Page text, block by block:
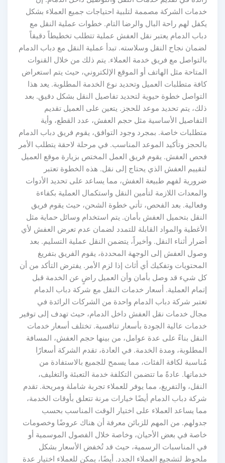
خدمات الشركة مصممة لتلبية احتياجات جميع العملاء بشكل
يكفل لهم راحة البال والرضا التام. خطوات عملية النقل مع
دباب الدمام يعتبر نقل العفش عملية تتطلب تخطيطاً دقيقاً
لضمان نجاح النقل وسلاسته. تبدأ عملية النقل مع دباب الدمام
بالتواصل مع فريق خدمة العملاء. يتم ذلك من خلال القنوات
المتاحة مثل الهاتف أو الموقع الإلكتروني، حيث يتم استعراض
كافة متطلبات العميل وتحديد نوع الخدمة المطلوبة. يعد هذا
التواصل خطوة حيوية لتحديد تفاصيل النقل بشكل دقيق. بعد
ذلك، يتم تحديد موعد للحجز. يتعين على العميل تقديم
التفاصيل الأساسية مثل حجم العفش، عدد القطع، وأية
متطلبات خاصة. بمجرد وجود التوافق، يقوم فريق دباب الدمام
بالحجز وتأكيد الموعد المناسب. في مرحلة لاحقة يتطلب الأمر
فحص العفش. يقوم فريق العمل المختص بزيارة موقع العميل
لتقييم العفش الذي يحتاج إلى نقل. هذه الخطوة تعتبر
ضرورية لفهم طبيعة العفش، مما يساعد على تحديد الأدوات
والمعدات اللازمة لتأمين النقل واستكمال العملية بكفاءة
وفعالية. بعد الفحص، تأتي خطوة الشحن، حيث يقوم فريق
النقل بتحميل العفش بأمان. يتم استخدام وسائل حماية مثل
الأغطية والمواد القابلة للتمدد لضمان عدم تعرض العفش لأي
أضرار أثناء النقل. وأخيراً، يتضمن النقل عملية التسليم. بعد
وصول العفش إلى الوجهة المحددة، يقوم الفريق بتفريغ
المحتويات وتفكيك أي أثاث إذا لزم الأمر. يفترض التأكد من أن
كل شيء قد وصل بأمان وأن العميل راضٍ عن الخدمة قبل
إتمام العملية. أسعار خدمات النقل مع شركة دباب الدمام
تعتبر شركة دباب الدمام واحدة من الشركات الرائدة في
مجال خدمات نقل العفش داخل الدمام، حيث تهدف إلى توفير
خدمات عالية الجودة بأسعار تنافسية. تختلف أسعار خدمات
النقل بناءً على عدة عوامل، من بينها حجم العفش، المسافة
المطلوبة، ومدة الخدمة. في العادة، تقدم الشركة أسعارًا
مُناسبة لكافة الفئات، مما يسمح للجميع بالاستفادة من
خدماتها. عادةً ما تتضمن التكلفة خدمة التعبئة والتغليف،
النقل، والتفريغ، مما يوفر للعملاء تجربة شاملة ومريحة. تقدم
شركة دباب الدمام أيضًا خيارات مرنة تتعلق بأوقات الخدمة،
مما يساعد العملاء على اختيار الوقت المناسب بحسب
جدولهم. من المهم للزبائن معرفة أن هناك عروضًا وخصومات
خاصة في بعض الأحيان، وخاصة خلال الفصول الموسمية أو
في المناسبات الرسمية، حيث قد تُخفض الأسعار بشكل
ملحوظ لتشجيع العملاء الجدد. أيضًا، يمكن للعملاء اختيار عدة